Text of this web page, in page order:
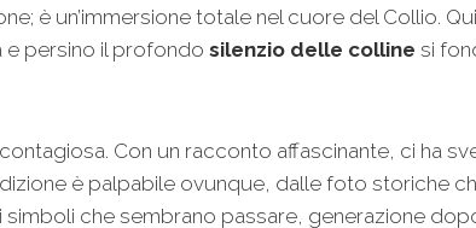
è un’immersione totale nel cuore del Collio.
e persino il profondo silenzio delle colline si
Con un racconto affascinante, ci ha
è palpabile ovunque, dalle foto storiche
che sembrano passare, generazione